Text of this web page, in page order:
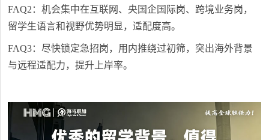
FAQ2：机会集中在互联网、央国企国际岗、跨境业务岗，
留学生语言和视野优势明显，适配度高。
FAQ3：尽快锁定急招岗，用内推绕过初筛，突出海外背景
与远程适配力，提升上岸率。